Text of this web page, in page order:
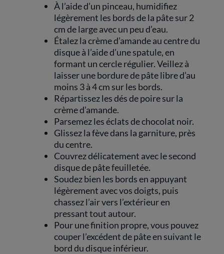
À l’aide d’un pinceau, humidifiez
légèrement les bords de la pâte sur 2
cm de large avec un peu d’eau.
Étalez la crème d’amande au centre du
disque à l’aide d’une spatule, en
formant un cercle régulier. Veillez à
laisser une bordure de pâte libre d’au
moins 3 à 4 cm sur les bords.
Répartissez les dés de poire sur la
crème d’amande.
Parsemez les éclats de chocolat noir.
Glissez la fève dans la garniture, près
du centre.
Couvrez délicatement avec le second
disque de pâte feuilletée.
Soudez bien les bords en appuyant
légèrement avec vos doigts, puis
chassez l’air vers l’extérieur en
pressant tout autour.
Pour une finition propre, vous pouvez
couper l’excédent de pâte en suivant le
bord du disque inférieur.